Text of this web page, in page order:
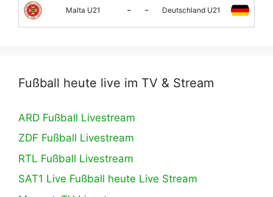
Malta U21 - - Deutschland U21
Fußball heute live im TV & Stream
ARD Fußball Livestream
ZDF Fußball Livestream
RTL Fußball Livestream
SAT1 Live Fußball heute Live Stream